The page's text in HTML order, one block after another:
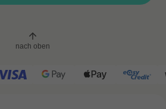
nach oben